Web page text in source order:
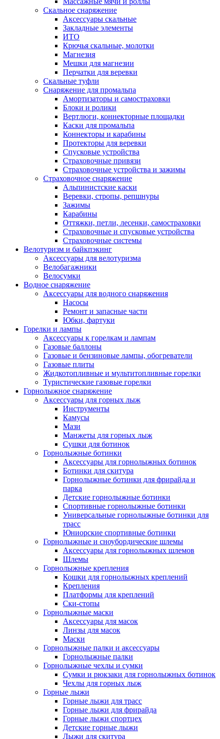
Скальное снаряжение
Аксессуары скальные
Закладные элементы
ИТО
Крючья скальные, молотки
Магнезия
Мешки для магнезии
Перчатки для веревки
Скальные туфли
Снаряжение для промальпа
Амортизаторы и самостраховки
Блоки и ролики
Вертлюги, коннекторные площадки
Каски для промальпа
Коннекторы и карабины
Протекторы для веревки
Спусковые устройства
Страховочные привязи
Страховочные устройства и зажимы
Страховочное снаряжение
Альпинистские каски
Веревки, стропы, репшнуры
Зажимы
Карабины
Оттяжки, петли, лесенки, самостраховки
Страховочные и спусковые устройства
Страховочные системы
Велотуризм и байкпэкинг
Аксессуары для велотуризма
Велобагажники
Велосумки
Водное снаряжение
Аксессуары для водного снаряжения
Насосы
Ремонт и запасные части
Юбки, фартуки
Горелки и лампы
Аксессуары к горелкам и лампам
Газовые баллоны
Газовые и бензиновые лампы, обогреватели
Газовые плиты
Жидкотопливные и мультитопливные горелки
Туристические газовые горелки
Горнолыжное снаряжение
Аксессуары для горных лыж
Инструменты
Камусы
Мази
Манжеты для горных лыж
Сушки для ботинок
Горнолыжные ботинки
Аксессуары для горнолыжных ботинок
Ботинки для скитура
Горнолыжные ботинки для фрирайда и
парка
Детские горнолыжные ботинки
Спортивные горнолыжные ботинки
Универсальные горнолыжные ботинки для
трасс
Юниорские спортивные ботинки
Горнолыжные и сноубордические шлемы
Аксессуары для горнолыжных шлемов
Шлемы
Горнолыжные крепления
Кошки для горнолыжных креплений
Крепления
Платформы для креплений
Ски-стопы
Горнолыжные маски
Аксессуары для масок
Линзы для масок
Маски
Горнолыжные палки и аксессуары
Горнолыжные палки
Горнолыжные чехлы и сумки
Сумки и рюкзаки для горнолыжных ботинок
Чехлы для горных лыж
Горные лыжи
Горные лыжи для трасс
Горные лыжи для фрирайда
Горные лыжи спортцех
Детские горные лыжи
Лыжи для скитура